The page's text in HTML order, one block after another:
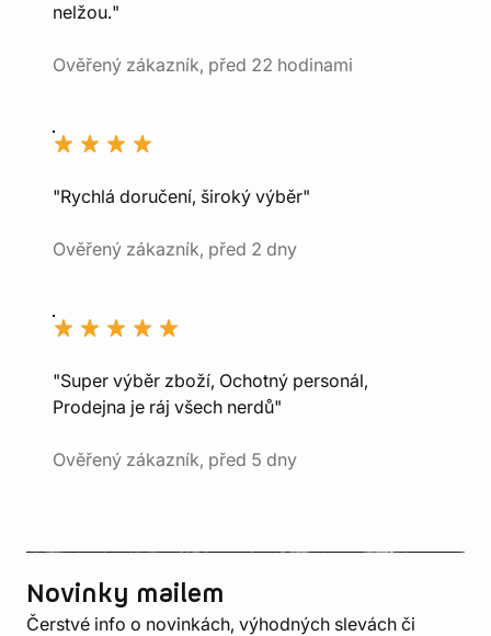
nelžou."
Ověřený zákazník, před 22 hodinami
"Rychlá doručení, široký výběr"
Ověřený zákazník, před 2 dny
"Super výběr zboží, Ochotný personál,
Prodejna je ráj všech nerdů"
Ověřený zákazník, před 5 dny
Novinky mailem
Čerstvé info o novinkách, výhodných slevách či